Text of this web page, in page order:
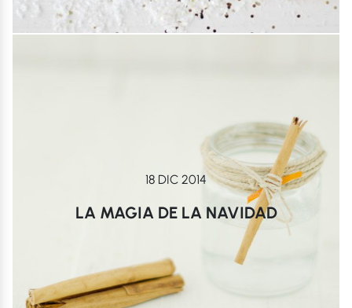
18 DIC 2014
LA MAGIA DE LA NAVIDAD